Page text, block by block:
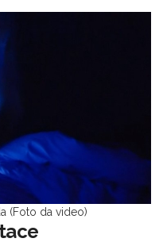
(Foto da video)